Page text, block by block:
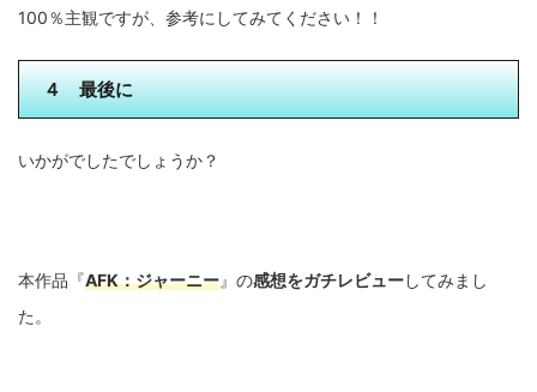
100％主観ですが、参考にしてみてください！！
４ 最後に
いかがでしたでしょうか？
本作品『AFK：ジャーニー』の感想をガチレビューしてみまし
た。